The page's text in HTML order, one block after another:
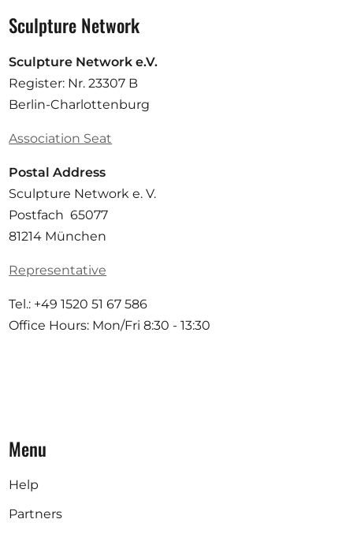
Sculpture Network
Sculpture Network e.V.
Register: Nr. 23307 B
Berlin-Charlottenburg
Association Seat
Postal Address
Sculpture Network e. V.
Postfach 65077
81214 München
Representative
Tel.: +49 1520 51 67 586
Office Hours: Mon/Fri 8:30 - 13:30
Menu
Help
Partners